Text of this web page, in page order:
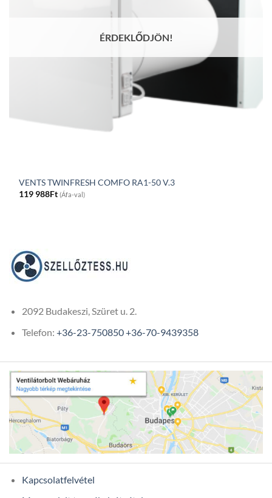
ÉRDEKLŐDJÖN!
VENTS TWINFRESH COMFO RA1-50 V.3
119 988Ft (Áfa-val)
2092 Budakeszi, Szüret u. 2.
Telefon: +36-23-750850+36-70-9439358
Kapcsolatfelvétel